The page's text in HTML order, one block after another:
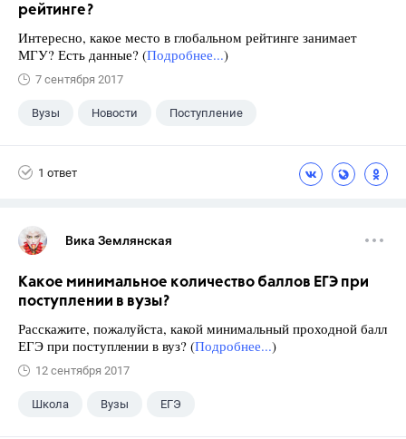
рейтинге?
Интересно, какое место в глобальном рейтинге занимает
МГУ? Есть данные? (Подробнее...)
7 сентября 2017
Вузы Новости Поступление
1 ответ
Вика Землянская
Какое минимальное количество баллов ЕГЭ при
поступлении в вузы?
Расскажите, пожалуйста, какой минимальный проходной балл
ЕГЭ при поступлении в вуз? (Подробнее...)
12 сентября 2017
Школа Вузы ЕГЭ